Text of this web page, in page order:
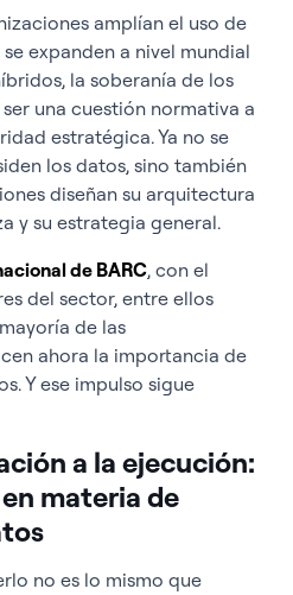
amplían el uso de
expanden a nivel mundial
la soberanía de los
una cuestión normativa a
estratégica. Ya no se
los datos, sino también
diseñan su arquitectura
y su estrategia general.
de BARC, con el
del sector, entre ellos
de las
ahora la importancia de
Y ese impulso sigue
a la ejecución:
materia de
no es lo mismo que